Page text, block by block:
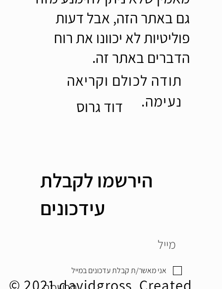
גם באתר הזה, אבל דעות
פוליטיות לא יכוונו את רוח
הדברים באתר זה.
תודה לכולם וקריאה
נעימה.
דוד גרוס
הירשמו לקבלת
עידכונים
אני מאשר/ת קבלת עדכונים במייל